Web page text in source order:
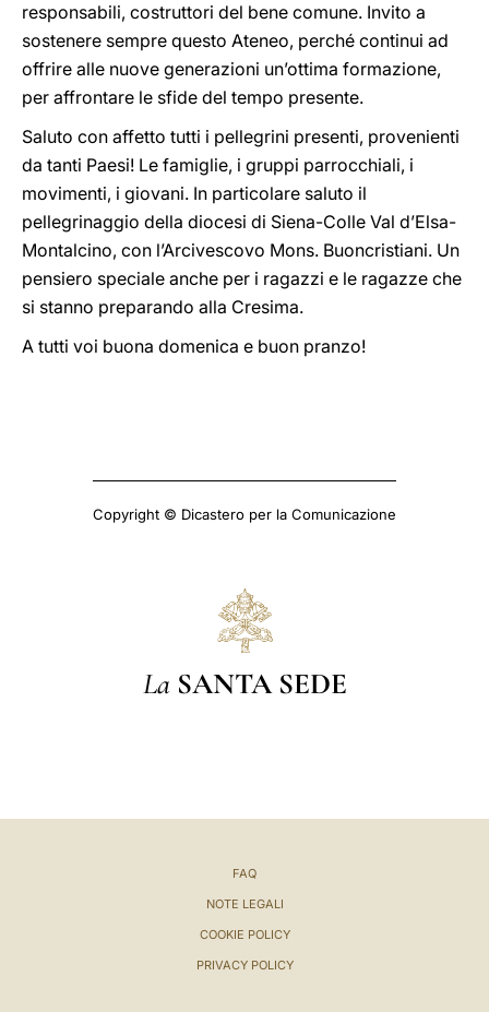
responsabili, costruttori del bene comune. Invito a
sostenere sempre questo Ateneo, perché continui ad
offrire alle nuove generazioni un’ottima formazione,
per affrontare le sfide del tempo presente.
Saluto con affetto tutti i pellegrini presenti, provenienti
da tanti Paesi! Le famiglie, i gruppi parrocchiali, i
movimenti, i giovani. In particolare saluto il
pellegrinaggio della diocesi di Siena-Colle Val d’Elsa-
Montalcino, con l’Arcivescovo Mons. Buoncristiani. Un
pensiero speciale anche per i ragazzi e le ragazze che
si stanno preparando alla Cresima.
A tutti voi buona domenica e buon pranzo!
Copyright © Dicastero per la Comunicazione
La SANTA SEDE
FAQ
NOTE LEGALI
COOKIE POLICY
PRIVACY POLICY